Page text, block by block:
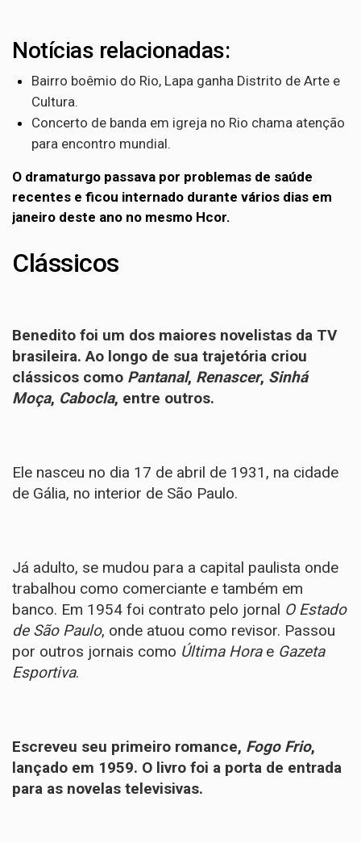
Notícias relacionadas:
Bairro boêmio do Rio, Lapa ganha Distrito de Arte e
Cultura.
Concerto de banda em igreja no Rio chama atenção
para encontro mundial.
O dramaturgo passava por problemas de saúde
recentes e ficou internado durante vários dias em
janeiro deste ano no mesmo Hcor.
Clássicos
Benedito foi um dos maiores novelistas da TV
brasileira. Ao longo de sua trajetória criou
clássicos como Pantanal, Renascer, Sinhá
Moça, Cabocla, entre outros.
Ele nasceu no dia 17 de abril de 1931, na cidade
de Gália, no interior de São Paulo.
Já adulto, se mudou para a capital paulista onde
trabalhou como comerciante e também em
banco. Em 1954 foi contrato pelo jornal O Estado
de São Paulo, onde atuou como revisor. Passou
por outros jornais como Última Horae Gazeta
Esportiva.
Escreveu seu primeiro romance, Fogo Frio,
lançado em 1959. O livro foi a porta de entrada
para as novelas televisivas.